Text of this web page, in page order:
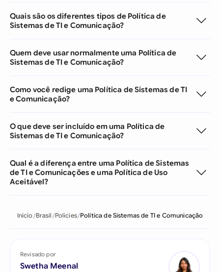
Quais são os diferentes tipos de Política de
Sistemas de TI e Comunicação?
Quem deve usar normalmente uma Política de
Sistemas de TI e Comunicação?
Como você redige uma Política de Sistemas de TI
e Comunicação?
O que deve ser incluído em uma Política de
Sistemas de TI e Comunicação?
Qual é a diferença entre uma Política de Sistemas
de TI e Comunicações e uma Política de Uso
Aceitável?
Início Brasil Policies Política de Sistemas de TI e Comunicação
Revisado por
Swetha Meenal